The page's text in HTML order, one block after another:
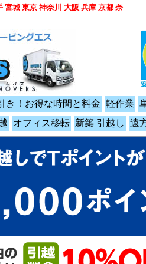
き！お得な時間と料金 軽作業
オフィス移転 新築 引越し 遠
城 東京 神奈川 大阪 兵庫 京都 奈